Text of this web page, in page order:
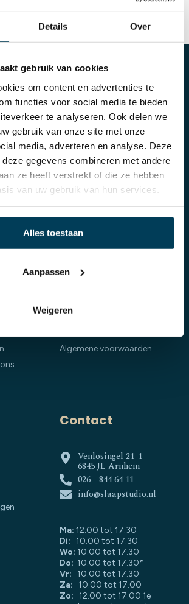
Details Over
gebruik van cookies
om content en advertenties te
functies voor social media te bieden
te analyseren. Ook delen we
gebruik van onze site met onze
media, adverteren en analyse. Deze
gegevens combineren met andere
ze heeft verstrekt of die ze hebben
van uw gebruik van hun services.
Alles toestaan
Aanpassen
Weigeren
Damminga in Arnhem
Klantenservice
Betalen
Garantie
Algemene voorwaarden
Contact
Venlosingel 21-1
6845 JL Arnhem
026 - 844 64 11
info@slaapstudio.nl
Ma: 12.00 tot 17.30
Di: 10.00 tot 17.30
Wo: 10.00 tot 17.30
Do: 10.00 tot 17.30*
Vr: 10.00 tot 17.30
Za: 10.00 tot 17.00
Zo: 12.00 tot 17.00 1e